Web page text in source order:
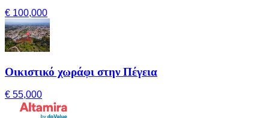
€ 100,000
Οικιστικό χωράφι στην Πέγεια
€ 55,000